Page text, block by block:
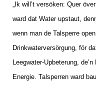
„Ik will’t versöken: Quer
ward dat Water upstaut,
wenn man de Talsperre
Drinkwaterversörgung, för
Leegwater-Upbeterung,
Energie. Talsperren ward